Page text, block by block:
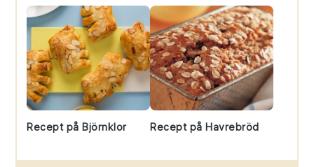
Recept på Björnklor Recept på Havrebröd